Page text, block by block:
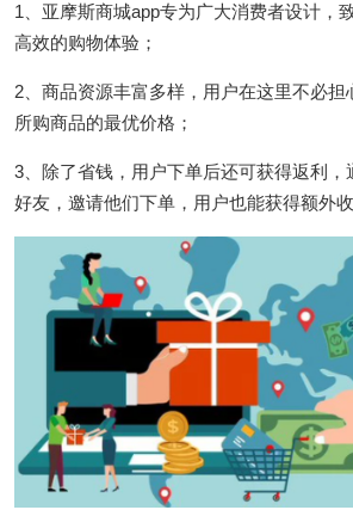
1、亚摩斯商城app专为广大消费者设计，
高效的购物体验；
2、商品资源丰富多样，用户在这里不必担
所购商品的最优价格；
3、除了省钱，用户下单后还可获得返利，
好友，邀请他们下单，用户也能获得额外收